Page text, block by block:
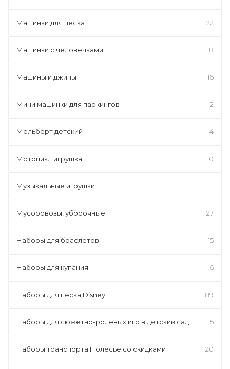
Машинки для песка 22
Машинки с человечками 18
Машины и джипы 16
Мини машинки для паркингов 2
Мольберт детский 4
Мотоцикл игрушка 10
Музыкальные игрушки 1
Мусоровозы, уборочные 27
Наборы для браслетов 15
Наборы для купания 6
Наборы для песка Disney 89
Наборы для сюжетно-ролевых игр в детский сад 5
Наборы транспорта Полесье со скидками 20